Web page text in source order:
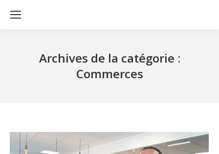
Archives de la catégorie :
Commerces